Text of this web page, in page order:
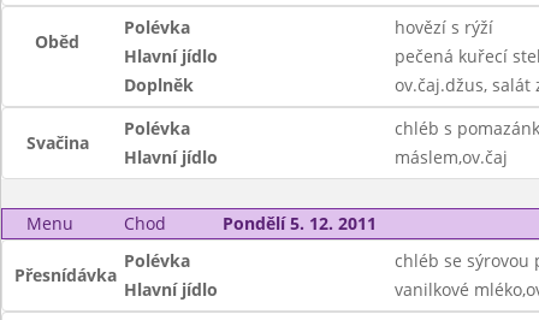
Oběd
Polévka
hovězí s rýží
Hlavní jídlo
pečená kuřecí
Doplněk
ov.čaj.džus, salát
Svačina
Polévka
chléb s
Hlavní jídlo
máslem,ov.čaj
Menu Chod Pondělí 5. 12. 2011
Přesnídávka
Polévka
chléb se sýrovou
Hlavní jídlo
vanilkové